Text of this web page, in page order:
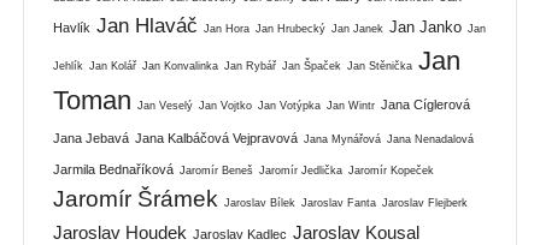
Havlík Jan Hlaváč Jan Hora Jan Hrubecký Jan Janek Jan Janko Jan
Jehlík Jan Kolář Jan Konvalinka Jan Rybář Jan Špaček Jan Stěnička Jan
Toman
Jan Veselý Jan Vojtko Jan Votýpka Jan Wintr Jana Cíglerová
Jana Jebavá Jana Kalbáčová Vejpravová Jana Mynářová Jana Nenadalová
Jarmila Bednaříková Jaromír Beneš Jaromír Jedlička Jaromír Kopeček
Jaromír Šrámek Jaroslav Bílek Jaroslav Fanta Jaroslav Flejberk
Jaroslav Houdek Jaroslav Kadlec Jaroslav Kousal